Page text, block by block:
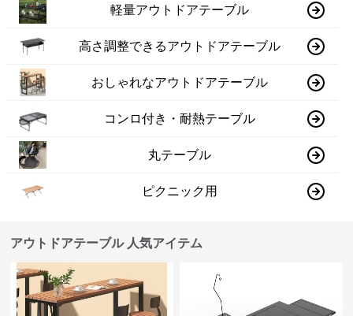
軽量アウトドアテーブル
高さ調整できるアウトドアテーブル
おしゃれなアウトドアテーブル
コンロ付き・耐熱テーブル
丸テーブル
ピクニック用
アウトドアテーブル 人気アイテム